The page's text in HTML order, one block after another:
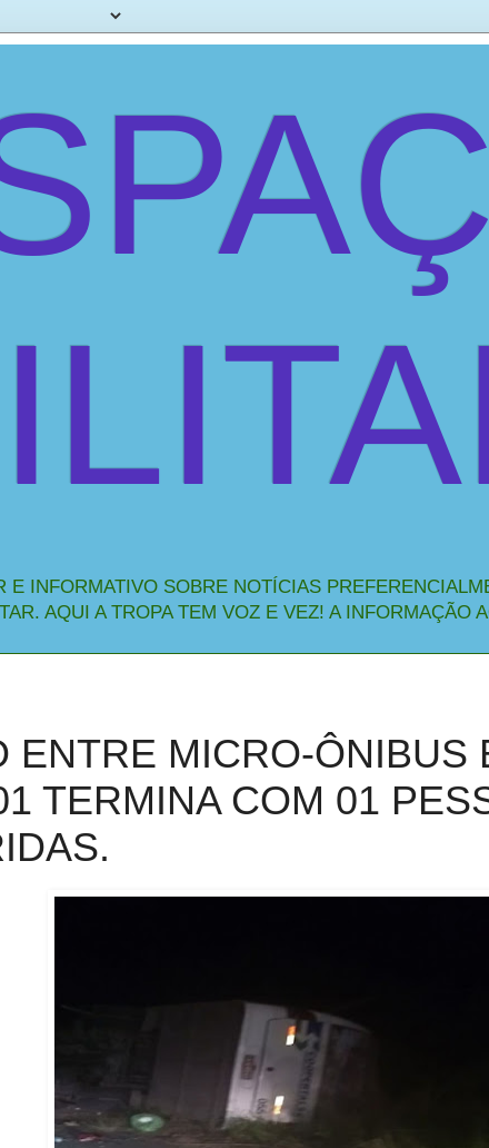
E INFORMATIVO SOBRE NOTÍCIAS
AQUI A TROPA TEM VOZ E VEZ! A INFORMAÇÃO
ENTRE MICRO-ÔNIBUS
TERMINA COM 01